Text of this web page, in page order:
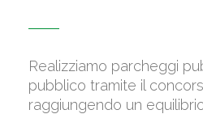
Realizziamo parcheggi
pubblico tramite il
raggiungendo un